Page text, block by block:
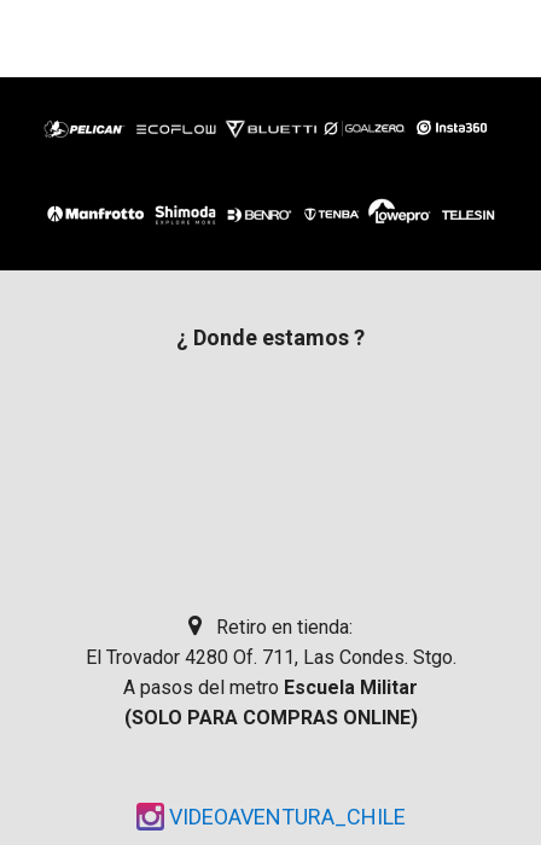
¿ Donde estamos ?
Retiro en tienda:
El Trovador 4280 Of. 711, Las Condes. Stgo.
A pasos del metro Escuela Militar
(SOLO PARA COMPRAS ONLINE)
VIDEOAVENTURA_CHILE